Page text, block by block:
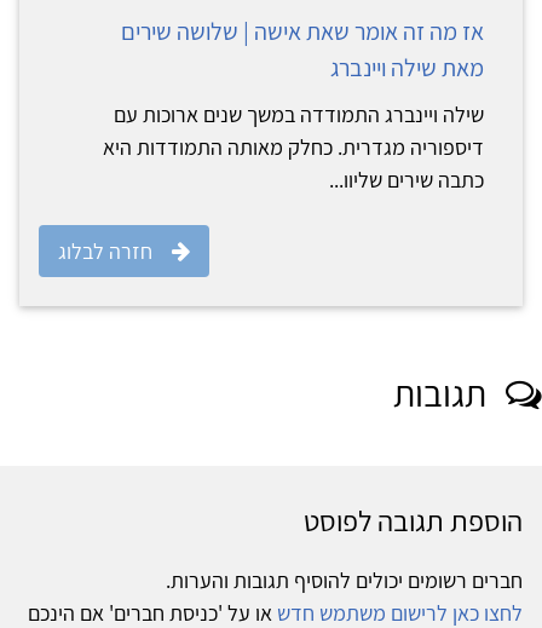
אז מה זה אומר שאת אישה | שלושה שירים
מאת שילה ויינברג
שילה ויינברג התמודדה במשך שנים ארוכות עם
דיספוריה מגדרית. כחלק מאותה התמודדות היא
כתבה שירים שליוו...
חזרה לבלוג
תגובות
הוספת תגובה לפוסט
חברים רשומים יכולים להוסיף תגובות והערות.
לחצו כאן לרישום משתמש חדש או על 'כניסת חברים' אם הינכם